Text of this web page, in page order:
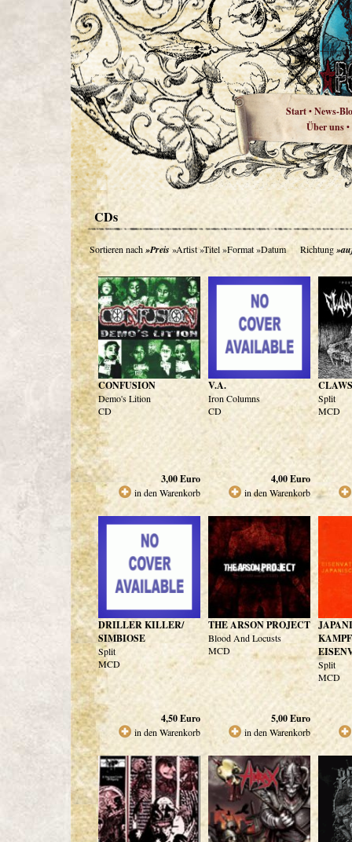
Start•News-
Über uns•
CDs
Sortieren nach»Preis»Artist»Titel»Format»Datum Richtung
CONFUSION
Demo's Lition
CD
3,00Euro
in den Warenkorb
V.A.
Iron Columns
CD
4,00Euro
in den Warenkorb
Split
MCD
DRILLER KILLER/
SIMBIOSE
Split
MCD
4,50Euro
in den Warenkorb
THE ARSON PROJECT
Blood And Locusts
MCD
5,00Euro
in den Warenkorb
Split
MCD